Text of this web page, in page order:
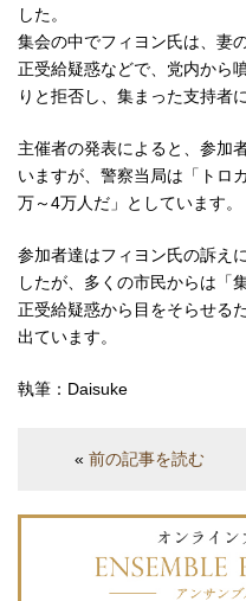
した。
集会の中でフィヨン氏は、妻
正受給疑惑などで、党内から
りと拒否し、集まった支持者
主催者の発表によると、参加
いますが、警察当局は「トロ
万～4万人だ」としています。
参加者達はフィヨン氏の訴え
したが、多くの市民からは「
正受給疑惑から目をそらせる
出ています。
執筆：Daisuke
«前の記事を読む